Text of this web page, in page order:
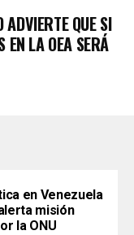
QUE SI
EN LA OEA SERÁ
en Venezuela
misión
la ONU